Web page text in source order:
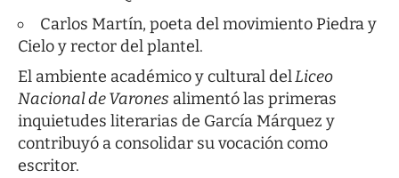
Carlos Martín, poeta del movimiento Piedra y
Cielo y rector del plantel.
El ambiente académico y cultural delLiceo
Nacional de Varones alimentó las primeras
inquietudes literarias de García Márquez y
contribuyó a consolidar su vocación como
escritor.